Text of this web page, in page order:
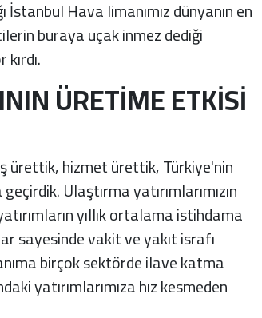
İstanbul Hava limanımız dünyanın en
buraya uçak inmez dediği
ÜRETİME ETKİSİ
ürettik, hizmet ürettik, Türkiye'nin
Ulaştırma yatırımlarımızın
yıllık ortalama istihdama
sayesinde vakit ve yakıt israfı
birçok sektörde ilave katma
yatırımlarımıza hız kesmeden